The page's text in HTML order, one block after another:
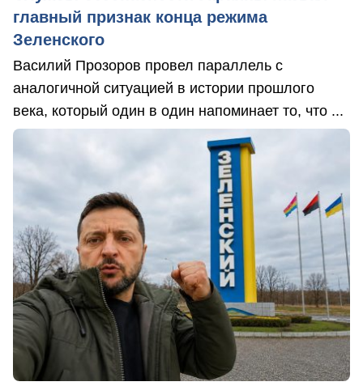
главный признак конца режима
Зеленского
Василий Прозоров провел параллель с
аналогичной ситуацией в истории прошлого
века, который один в один напоминает то, что ...